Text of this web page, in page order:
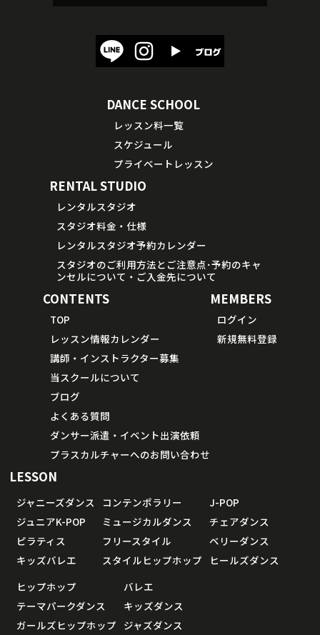
DANCE SCHOOL
レッスン料一覧
スケジュール
プライベートレッスン
RENTAL STUDIO
レンタルスタジオ
スタジオ料金・仕様
レンタルスタジオ予約カレンダー
スタジオのご利用方法とご注意点･予約のキャ
ンセルについて・ご入金先について
CONTENTS
TOP
レッスン情報カレンダー
講師・インストラクター募集
当スクールについて
ブログ
よくある質問
ダンサー派遣・イベント出演依頼
プラスカルチャーへのお問い合わせ
MEMBERS
ログイン
新規無料登録
LESSON
ジャニーズダンス
ジュニアK-POP
ピラティス
キッズバレエ
コンテンポラリー
ミュージカルダンス
フリースタイル
スタイルヒップホップ
J-POP
チェアダンス
ベリーダンス
ヒールズダンス
ヒップホップ
テーマパークダンス
ガールズヒップホップ
バレエ
キッズダンス
ジャズダンス